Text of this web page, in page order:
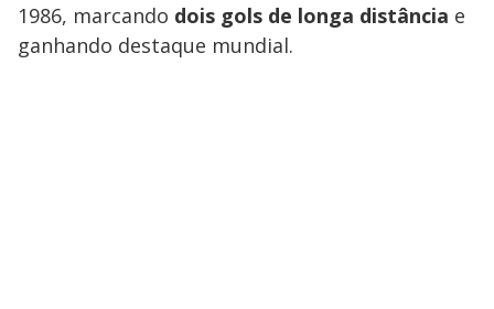
1986, marcando dois gols de longa distância e
ganhando destaque mundial.